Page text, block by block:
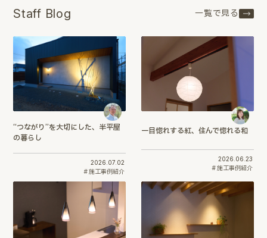
Staff Blog 一覧で見る
“つながり”を大切にした、半平屋
の暮らし
2026.07.02
施工事例紹介
一目惚れする紅、住んで惚れる和
2026.06.23
施工事例紹介